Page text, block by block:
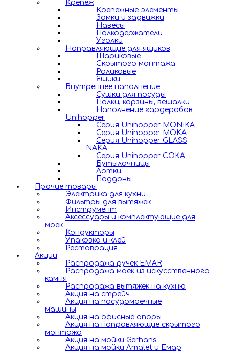
Крепеж
Крепежные элементы
Замки и задвижки
Навесы
Полкодержатели
Уголки
Направляющие для ящиков
Шариковые
Скрытого монтажа
Роликовые
Ящики
Внутреннее наполнение
Сушки для посуды
Полки, корзины, вешалки
Наполнение гардеробов
Unihopper
Серия Unihopper MONIKA
Серия Unihopper MOKA
Серия Unihopper GLASS
NAKA
Серия Unihopper COKA
Бутылочницы
Лотки
Поддоны
Прочие товары
Электрика для кухни
Фильтры для вытяжек
Инструмент
Аксессуары и комплектующие для
моек
Кондукторы
Упаковка и клей
Реставрация
Акции
Распродажа ручек EMAR
Распродажа моек из искусственного
камня
Распродажа вытяжек на кухню
Акция на стрейч
Акция на посудомоечные
машины
Акция на офисные опоры
Акция на направляющие скрытого
монтажа
Акция на мойки Gerhans
Акция на мойки Amalet и Емар